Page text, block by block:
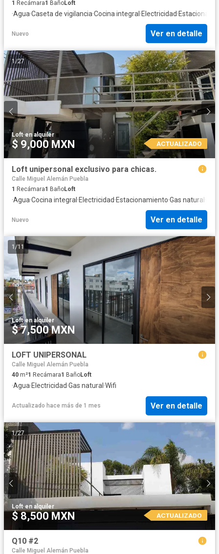
1 Recámara1 BañoLoft
·Agua·Caseta de vigilancia·Cocina integral ·Electricidad·
Nuevo Ver en detalle
1/27
Loft·en alquiler
$ 9,000 MXN ACTUALIZADO
Loft unipersonal exclusivo para chicas.
Calle Miguel Alemán Puebla
1 Recámara1 BañoLoft
·Agua·Cocina integral ·Electricidad·Estacionamiento·Gas natural
Nuevo Ver en detalle
1 /11
Loft·en alquiler
$ 7,500 MXN
LOFT UNIPERSONAL
Calle Miguel Alemán Puebla
40 m²1 Recámara1 BañoLoft
·Agua·Electricidad·Gas natural ·Wifi
Actualizado hace más de 1 mes Ver en detalle
1/27
Loft·en alquiler
$ 8,500 MXN ACTUALIZADO
Q10 #2
Calle Miguel Alemán Puebla